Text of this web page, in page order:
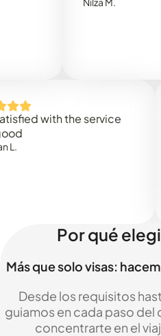
with the service
It
Por qué
Más que solo visas:
Desde los requisitos
guiamos en cada paso del
concentrarte en el